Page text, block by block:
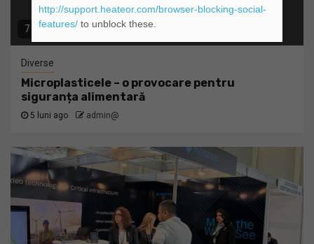
7 min read
Diverse
Microplasticele – o provocare pentru
siguranța alimentară
5 luni ago admin@
http://support.heateor.com/browser-blocking-social-
features/to unblock these.